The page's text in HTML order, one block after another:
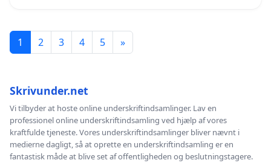
1 2 3 4 5 »
Skrivunder.net
Vi tilbyder at hoste online underskriftindsamlinger. Lav en
professionel online underskriftindsamling ved hjælp af vores
kraftfulde tjeneste. Vores underskriftindsamlinger bliver nævnt i
medierne dagligt, så at oprette en underskriftindsamling er en
fantastisk måde at blive set af offentligheden og beslutningstagere.